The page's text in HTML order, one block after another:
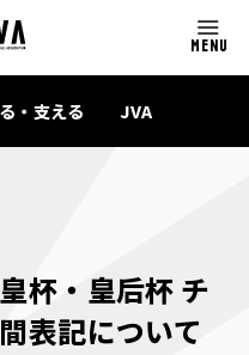
MENU
・支える JVA
杯・皇后杯 チ
表記について